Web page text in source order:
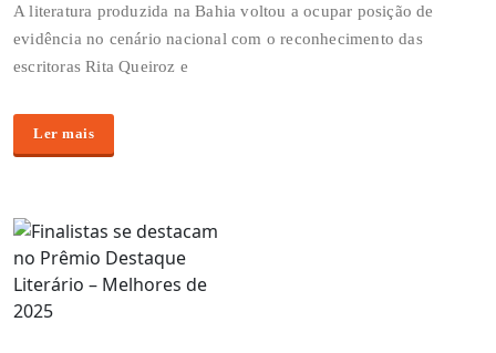
A literatura produzida na Bahia voltou a ocupar posição de
evidência no cenário nacional com o reconhecimento das
escritoras Rita Queiroz e
Ler mais